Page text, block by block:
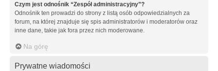
Czym jest odnośnik “Zespół administracyjny”?
Odnośnik ten prowadzi do strony z listą osób odpowiedzialnych za
forum, na której znajduje się spis administratorów i moderatorów oraz
inne dane, takie jak fora przez nich moderowane.
Na górę
Prywatne wiadomości